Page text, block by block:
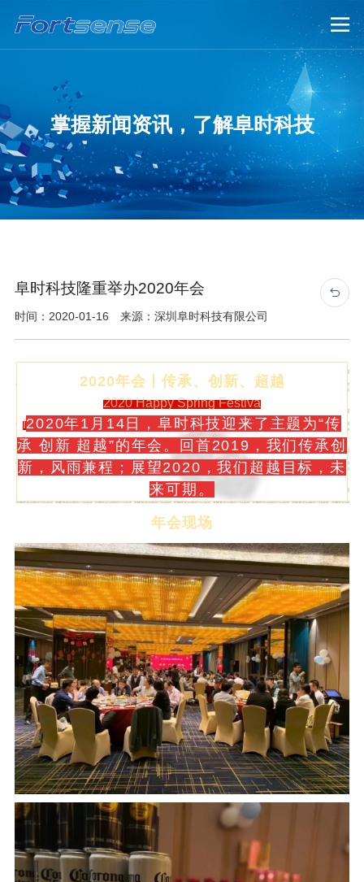

掌握新闻资讯，了解阜时科技
阜时科技隆重举办2020年会
时间：2020-01-16 来源：深圳阜时科技有限公司

2020年会丨传承、创新、超越
2020 Happy Spring Festiva
l2020年1月14日，阜时科技迎来了主题为“传
承 创新 超越”的年会 。
回首2019，我们传承创
新，风雨兼程；展望2020，我们超越目标，未
来可期。
年会现场